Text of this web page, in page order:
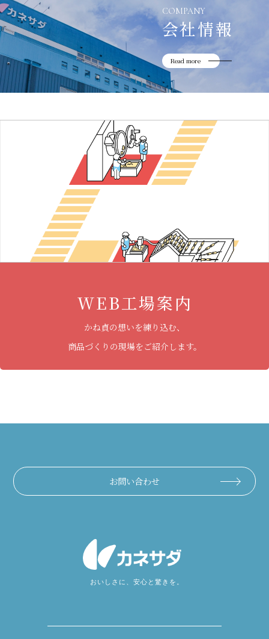
COMPANY
会社情報
Read more
WEB工場案内
かね貞の想いを練り込む、
商品づくりの現場をご紹介します。
お問い合わせ